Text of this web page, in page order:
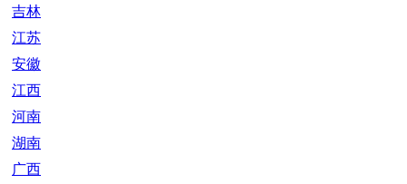
吉林
江苏
安徽
江西
河南
湖南
广西